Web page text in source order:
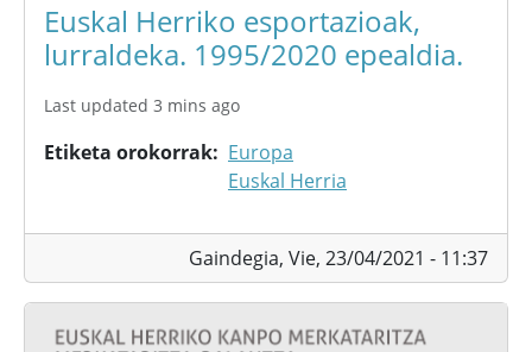
Euskal Herriko esportazioak,
lurraldeka. 1995/2020 epealdia.
Last updated 3 mins ago
Etiketa orokorrak
Europa
Euskal Herria
Gaindegia, Vie, 23/04/2021 - 11:37